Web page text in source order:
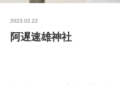
2023.02.22
阿遅速雄神社